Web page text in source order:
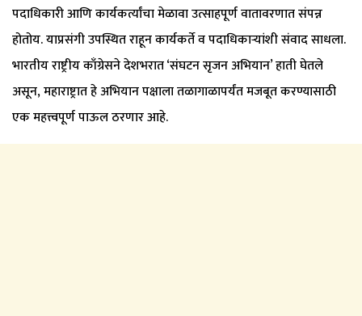
पदाधिकारी आणि कार्यकर्त्यांचा मेळावा उत्साहपूर्ण वातावरणात संपन्न
होतोय. याप्रसंगी उपस्थित राहून कार्यकर्ते व पदाधिकाऱ्यांशी संवाद साधला.
भारतीय राष्ट्रीय काँग्रेसने देशभरात ‘संघटन सृजन अभियान’ हाती घेतले
असून, महाराष्ट्रात हे अभियान पक्षाला तळागाळापर्यंत मजबूत करण्यासाठी
एक महत्त्वपूर्ण पाऊल ठरणार आहे.